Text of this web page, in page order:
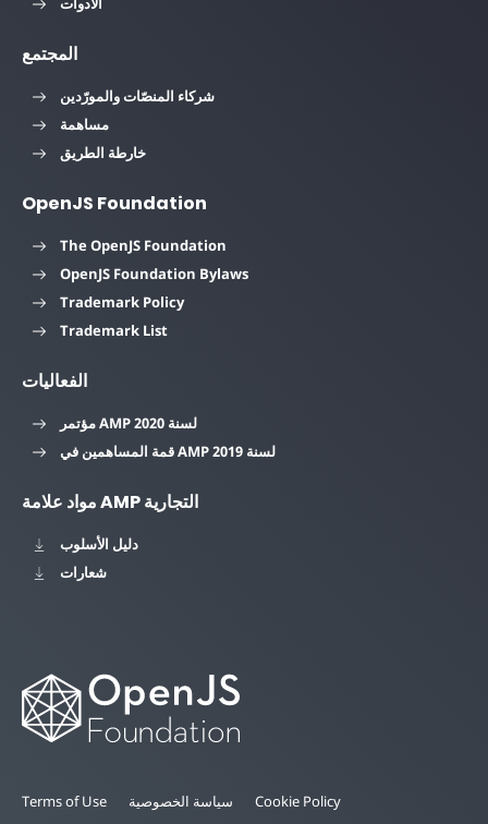
المجتمع
شركاء المنصّات والمورّدين
مساهمة
خارطة الطريق
OpenJS Foundation
The OpenJS Foundation
OpenJS Foundation Bylaws
Trademark Policy
Trademark List
الفعاليات
مؤتمر AMP لسنة 2020
قمة المساهمين في AMP لسنة 2019
مواد علامة AMP التجارية
دليل الأسلوب
شعارات
Terms of Use سياسة الخصوصية Cookie Policy